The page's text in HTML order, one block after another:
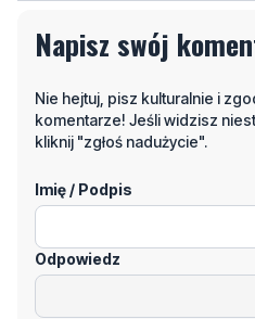
Napisz swój
Nie hejtuj, pisz kulturalnie i
komentarze! Jeśli widzisz
kliknij "zgłoś nadużycie".
Imię / Podpis
Odpowiedz